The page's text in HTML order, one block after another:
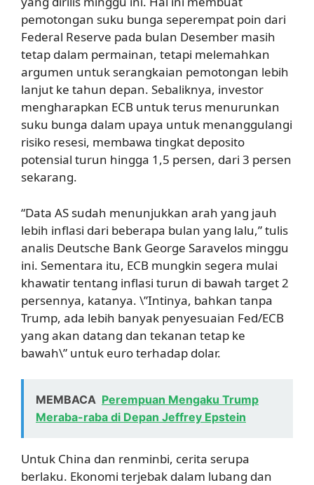
pemotongan suku bunga seperempat poin dari
Federal Reserve pada bulan Desember masih
tetap dalam permainan, tetapi melemahkan
argumen untuk serangkaian pemotongan lebih
lanjut ke tahun depan. Sebaliknya, investor
mengharapkan ECB untuk terus menurunkan
suku bunga dalam upaya untuk menanggulangi
risiko resesi, membawa tingkat deposito
potensial turun hingga 1,5 persen, dari 3 persen
sekarang.
“Data AS sudah menunjukkan arah yang jauh
lebih inflasi dari beberapa bulan yang lalu,” tulis
analis Deutsche Bank George Saravelos minggu
ini. Sementara itu, ECB mungkin segera mulai
khawatir tentang inflasi turun di bawah target 2
persennya, katanya. \”Intinya, bahkan tanpa
Trump, ada lebih banyak penyesuaian Fed/ECB
yang akan datang dan tekanan tetap ke
bawah\” untuk euro terhadap dolar.
MEMBACA Perempuan Mengaku Trump
Meraba-raba di Depan Jeffrey Epstein
Untuk China dan renminbi, cerita serupa
berlaku. Ekonomi terjebak dalam lubang dan